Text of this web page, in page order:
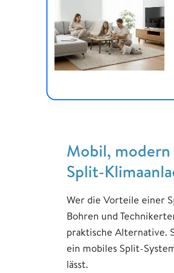
Mobil, modern
Split-
Wer die Vorteile einer
Bohren und
praktische Alternative.
ein mobiles Split-
lässt.